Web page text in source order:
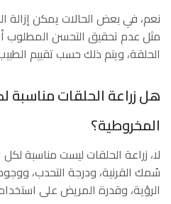
نعم، في بعض الحالات يمكن إزالة
مثل عدم تحقيق التحسن
الحلقة، ويتم ذلك حسب تقييم
هل زراعة الحلقات مناسبة
المخروطية؟
لا، زراعة الحلقات ليست مناسبة لكل
سُمك القرنية، ودرجة التحدب،
الرؤية، وقدرة المريض على